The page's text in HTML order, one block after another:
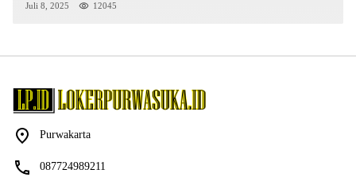
Juli 8, 2025 12045
Purwakarta
087724989211